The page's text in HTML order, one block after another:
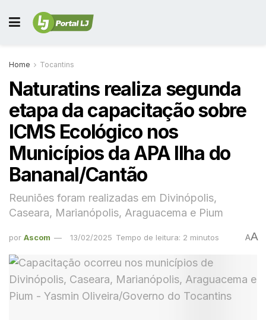
Home Tocantins
Naturatins realiza segunda
etapa da capacitação sobre
ICMS Ecológico nos
Municípios da APA Ilha do
Bananal/Cantão
Reuniões foram realizadas em Divinópolis,
Caseara, Marianópolis, Araguacema e Pium
por Ascom 13/02/2025 Tempo de leitura: 2 minutos AA